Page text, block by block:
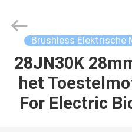
THUIS
PRODUCTEN
International
Trade
Rights
Reserved.
Brushless Elektrische
28JN30K
het
For Electric